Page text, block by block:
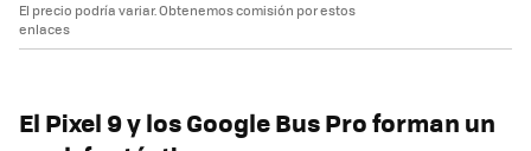
El precio podría variar. Obtenemos comisión por estos
enlaces
El Pixel 9 y los Google Bus Pro forman un